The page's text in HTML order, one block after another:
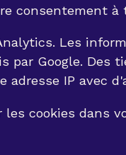
consentement
Les
par Google. Des
adresse IP avec
les cookies dans